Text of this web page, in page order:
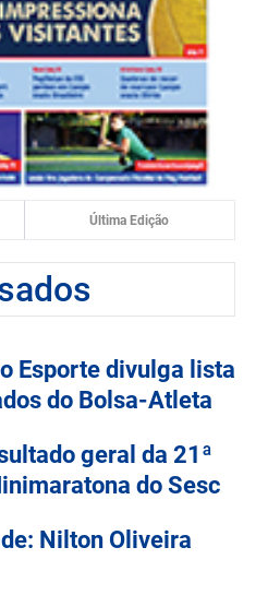
Última Edição
Esporte divulga lista
do Bolsa-Atleta
geral da 21ª
do Sesc
Nilton Oliveira